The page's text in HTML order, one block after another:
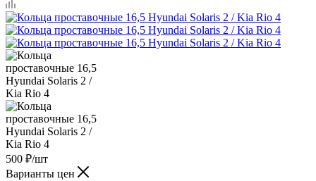
500 ₽/шт
Варианты цен